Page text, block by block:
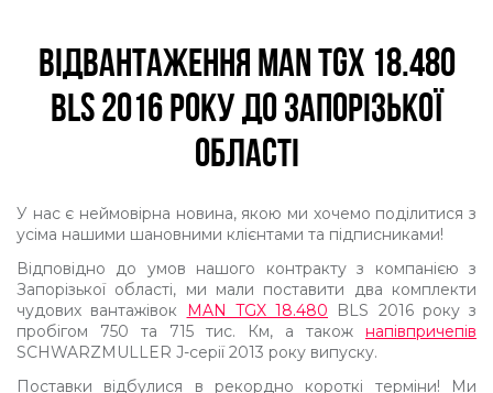
ВІДВАНТАЖЕННЯ MAN TGX 18.480
BLS 2016 РОКУ ДО ЗАПОРІЗЬКОЇ
ОБЛАСТІ
У нас є неймовірна новина, якою ми хочемо поділитися з
усіма нашими шановними клієнтами та підписниками!
Відповідно до умов нашого контракту з компанією з
Запорізької області, ми мали поставити два комплекти
чудових вантажівок
MAN TGX 18.480 BLS 2016 року з
пробігом 750 та 715 тис. Км, а також напівпричепів
SCHWARZMULLER J-серії 2013 року випуску.
Поставки відбулися в рекордно короткі терміни! Ми